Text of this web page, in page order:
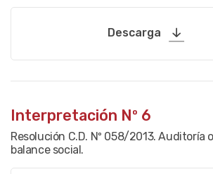
Descarga
Interpretación Nº 6
Resolución C.D. Nº 058/2013. Auditoría
balance social.